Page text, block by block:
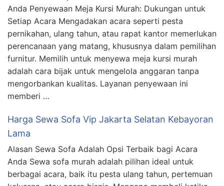
Anda Penyewaan Meja Kursi Murah: Dukungan untuk
Setiap Acara Mengadakan acara seperti pesta
pernikahan, ulang tahun, atau rapat kantor memerlukan
perencanaan yang matang, khususnya dalam pemilihan
furnitur. Memilih untuk menyewa meja kursi murah
adalah cara bijak untuk mengelola anggaran tanpa
mengorbankan kualitas. Layanan penyewaan ini
memberi …
Harga Sewa Sofa Vip Jakarta Selatan Kebayoran
Lama
Alasan Sewa Sofa Adalah Opsi Terbaik bagi Acara
Anda Sewa sofa murah adalah pilihan ideal untuk
berbagai acara, baik itu pesta ulang tahun, pertemuan